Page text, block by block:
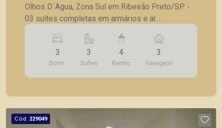
Olhos D´Agua, Zona Sul em Ribeirão Preto/SP. -
03 suítes completas em armários e ar
condicionado; - Lavabo; - Sala ampliada integrada
com projeto de iluminação e ar condicionado; -
Varanda gourmet fechada em vidro e ar
condicionado central; - Cozinha planejada com
cooktop e exaustor; - Lavanderia; - Chuveiros
clientes com agilidade e segurança, em locação,
vendas de imóveis prontos, usados ou mesmo
3
Dorm.
3
Suítes
4
Banho
3
Garagens
Cód. 229049